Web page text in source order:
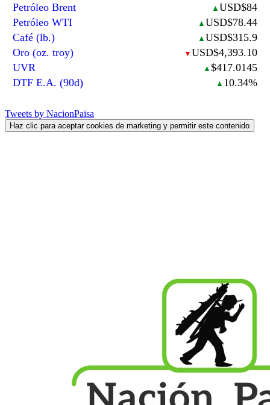
Petróleo Brent
▲ USD$84
Petróleo WTI
▲ USD$78.44
Café (lb.)
▲ USD$315.9
Oro (oz. troy)
▼ USD$4,393.10
UVR
▲ $417.0145
DTF E.A. (90d)
▲ 10.34%
Tweets by NacionPaisa
Haz clic para aceptar cookies de marketing y permitir este contenido